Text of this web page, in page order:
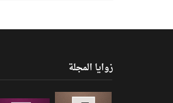
زوايا المجلة